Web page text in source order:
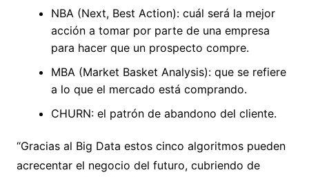
NBA (Next, Best Action): cuál será la mejor
acción a tomar por parte de una empresa
para hacer que un prospecto compre.
MBA (Market Basket Analysis): que se refiere
a lo que el mercado está comprando.
CHURN: el patrón de abandono del cliente.
“Gracias al Big Data estos cinco algoritmos pueden
acrecentar el negocio del futuro, cubriendo de